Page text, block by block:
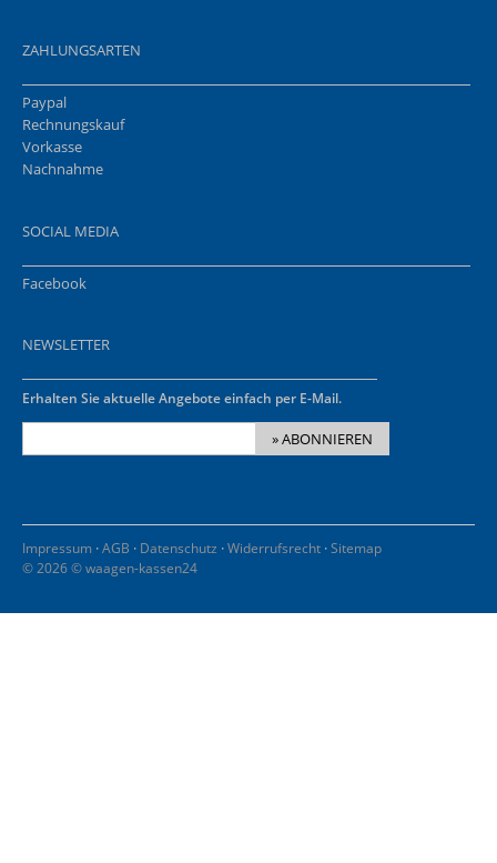
ZAHLUNGSARTEN
Paypal
Rechnungskauf
Vorkasse
Nachnahme
SOCIAL MEDIA
Facebook
NEWSLETTER
Erhalten Sie aktuelle Angebote einfach per E-Mail.
» ABONNIEREN
Impressum ·AGB · Datenschutz ·Widerrufsrecht ·Sitemap
© 2026 © waagen-kassen24